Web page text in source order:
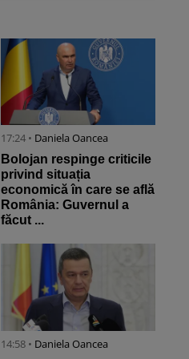
17:24 • Daniela Oancea
Bolojan respinge criticile
privind situația
economică în care se află
România: Guvernul a
făcut ...
14:58 • Daniela Oancea